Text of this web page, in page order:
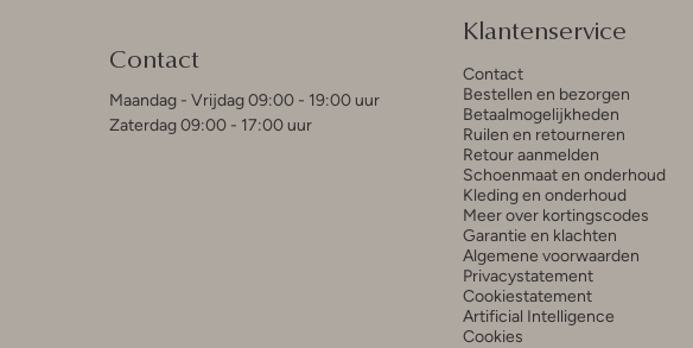
Contact
Maandag - Vrijdag 09:00 - 19:00 uur
Zaterdag 09:00 - 17:00 uur
Klantenservice
Contact
Bestellen en bezorgen
Betaalmogelijkheden
Ruilen en retourneren
Retour aanmelden
Schoenmaat en onderhoud
Kleding en onderhoud
Meer over kortingscodes
Garantie en klachten
Algemene voorwaarden
Privacystatement
Cookiestatement
Artificial Intelligence
Cookies